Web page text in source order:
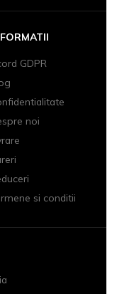
GDPR
noi
si conditii